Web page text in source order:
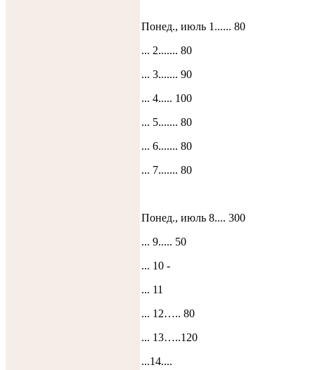
Понед., июль 1...... 80
... 2....... 80
... 3....... 90
... 4..... 100
... 5....... 80
... 6....... 80
... 7....... 80
Понед., июль 8.... 300
... 9..... 50
... 10 -
... 11
... 12….. 80
... 13…..120
...14....